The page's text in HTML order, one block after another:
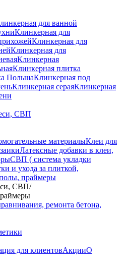
для ванной
Клинкерная для
Клинкерная для
Клинкерная для
Клинкерная
Клинкерная плитка
ПольшаКлинкерная под
Клинкерная сераяКлинкерная
СВП
материалыКлеи для
Латексные добавки в клеи,
СВП ( система укладки
и ухода за плиткой,
праймеры
СВП/
ремонта бетона,
для клиентовАкцииО